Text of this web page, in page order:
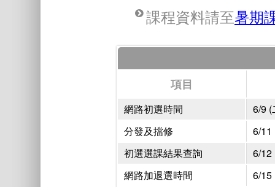
課程資料請至暑期
項目
網路初選時間
6/9 (
分發及擋修
6/11
初選選課結果查詢
6/12
網路加退選時間
6/15